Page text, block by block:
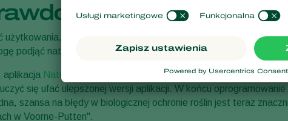
użytkowania. Jan mówi o tym w następujący sposób: "Ładuję
podjąć natychmiastowe działania".
aplikacja Natutec Scout
jest doskonałym narzędziem zarówno
się ufać ulepszonej wersji aplikacji. W końcu
szansa na błędy w biologicznej ochronie roślin jest teraz
w Voorne-Putten".